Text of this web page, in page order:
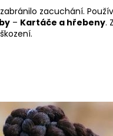
zacuchání.
– Kartáče a hřebeny.